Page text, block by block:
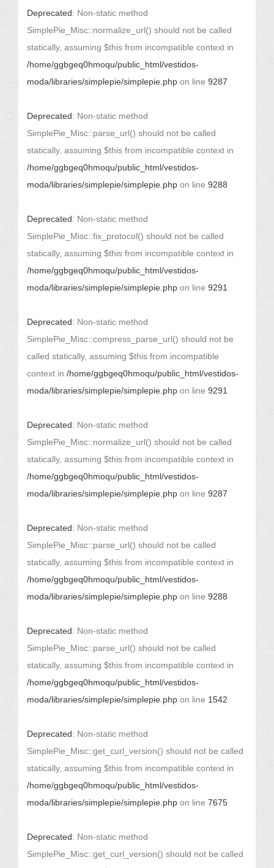
Deprecated: Non-static method
SimplePie_Misc::normalize_url() should not be called
statically, assuming $this from incompatible context in
/home/ggbgeq0hmoqu/public_html/vestidos-
moda/libraries/simplepie/simplepie.php on line 9287
Deprecated: Non-static method
SimplePie_Misc::parse_url() should not be called
statically, assuming $this from incompatible context in
/home/ggbgeq0hmoqu/public_html/vestidos-
moda/libraries/simplepie/simplepie.php on line 9288
Deprecated: Non-static method
SimplePie_Misc::fix_protocol() should not be called
statically, assuming $this from incompatible context in
/home/ggbgeq0hmoqu/public_html/vestidos-
moda/libraries/simplepie/simplepie.php on line 9291
Deprecated: Non-static method
SimplePie_Misc::compress_parse_url() should not be
called statically, assuming $this from incompatible
context in /home/ggbgeq0hmoqu/public_html/vestidos-
moda/libraries/simplepie/simplepie.php on line 9291
Deprecated: Non-static method
SimplePie_Misc::normalize_url() should not be called
statically, assuming $this from incompatible context in
/home/ggbgeq0hmoqu/public_html/vestidos-
moda/libraries/simplepie/simplepie.php on line 9287
Deprecated: Non-static method
SimplePie_Misc::parse_url() should not be called
statically, assuming $this from incompatible context in
/home/ggbgeq0hmoqu/public_html/vestidos-
moda/libraries/simplepie/simplepie.php on line 9288
Deprecated: Non-static method
SimplePie_Misc::parse_url() should not be called
statically, assuming $this from incompatible context in
/home/ggbgeq0hmoqu/public_html/vestidos-
moda/libraries/simplepie/simplepie.php on line 1542
Deprecated: Non-static method
SimplePie_Misc::get_curl_version() should not be called
statically, assuming $this from incompatible context in
/home/ggbgeq0hmoqu/public_html/vestidos-
moda/libraries/simplepie/simplepie.php on line 7675
Deprecated: Non-static method
SimplePie_Misc::get_curl_version() should not be called